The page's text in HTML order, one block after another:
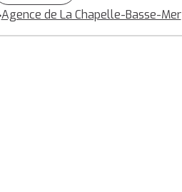
Agence de La Chapelle-Basse-Mer